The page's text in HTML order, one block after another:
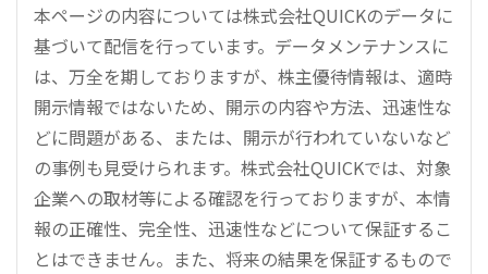
本ページの内容については株式会社QUICKのデータに
基づいて配信を行っています。データメンテナンスに
は、万全を期しておりますが、株主優待情報は、適時
開示情報ではないため、開示の内容や方法、迅速性な
どに問題がある、または、開示が行われていないなど
の事例も見受けられます。株式会社QUICKでは、対象
企業への取材等による確認を行っておりますが、本情
報の正確性、完全性、迅速性などについて保証するこ
とはできません。また、将来の結果を保証するもので